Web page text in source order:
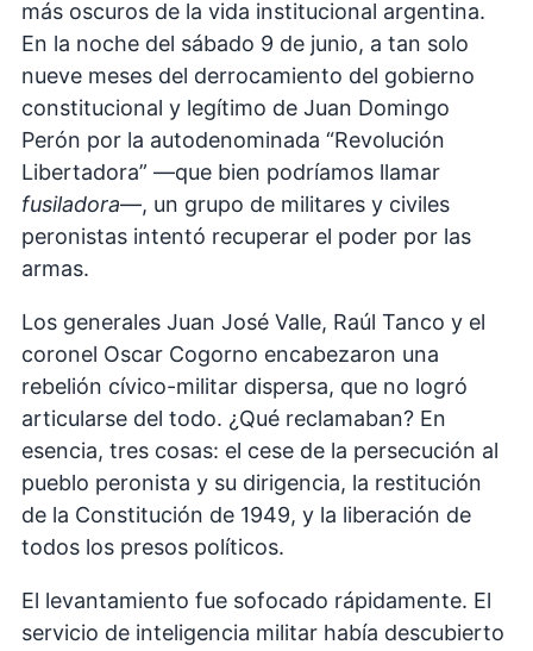
más oscuros de la vida institucional argentina.
En la noche del sábado 9 de junio, a tan solo
nueve meses del derrocamiento del gobierno
constitucional y legítimo de Juan Domingo
Perón por la autodenominada “Revolución
Libertadora” —que bien podríamos llamar
fusiladora—, un grupo de militares y civiles
peronistas intentó recuperar el poder por las
armas.
Los generales Juan José Valle, Raúl Tanco y el
coronel Oscar Cogorno encabezaron una
rebelión cívico-militar dispersa, que no logró
articularse del todo. ¿Qué reclamaban? En
esencia, tres cosas: el cese de la persecución al
pueblo peronista y su dirigencia, la restitución
de la Constitución de 1949, y la liberación de
todos los presos políticos.
El levantamiento fue sofocado rápidamente. El
servicio de inteligencia militar había descubierto